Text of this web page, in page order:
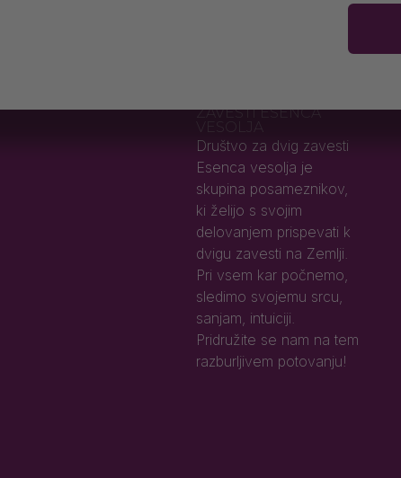
ZAVESTI ESENCA
VESOLJA
Društvo za dvig zavesti
Esenca vesolja je
skupina posameznikov,
ki želijo s svojim
delovanjem prispevati k
dvigu zavesti na Zemlji.
Pri vsem kar počnemo,
sledimo svojemu srcu,
sanjam, intuiciji.
Pridružite se nam na tem
razburljivem potovanju!